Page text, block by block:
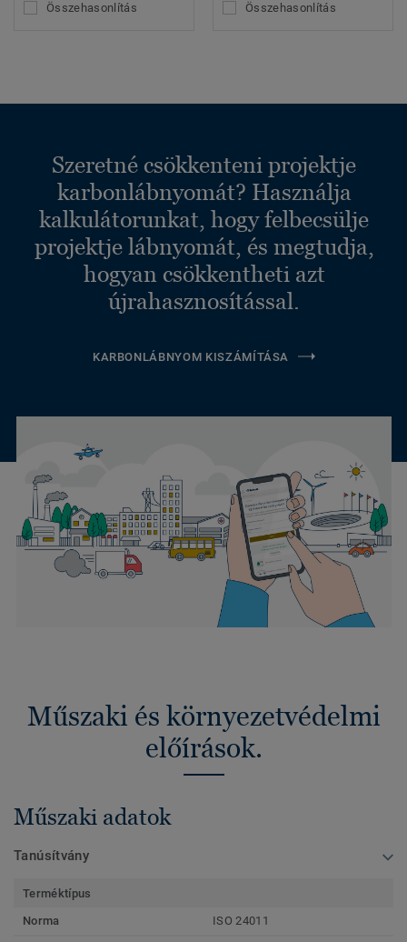
Összehasonlítás Összehasonlítás
Szeretné csökkenteni projektje
karbonlábnyomát? Használja
kalkulátorunkat, hogy felbecsülje
projektje lábnyomát, és megtudja,
hogyan csökkentheti azt
újrahasznosítással.
KARBONLÁBNYOM KISZÁMÍTÁSA
Műszaki és környezetvédelmi
előírások.
Műszaki adatok
Tanúsítvány
Terméktípus
Norma
ISO 24011